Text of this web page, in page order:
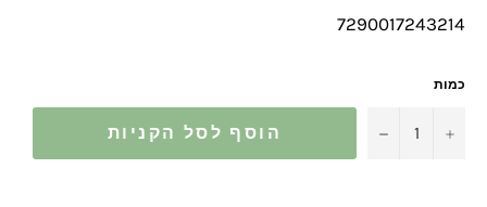
7290017243214
כמות
− + הוסף לסל הקניות